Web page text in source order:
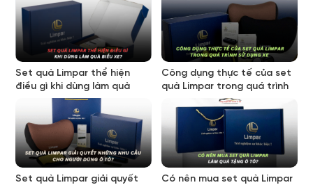
Set quà Limpar thể hiện
điều gì khi dùng làm quà
biếu xe?
Công dụng thực tế của set
quà Limpar trong quá trình
sử dụng xe ô tô
Set quà Limpar giải quyết
Có nên mua set quà Limpar